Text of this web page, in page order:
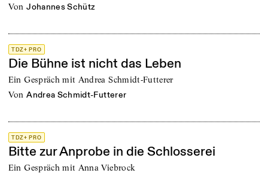
von Johannes Schütz
TDZ+ PRO
Die Bühne ist nicht das Leben
Ein Gespräch mit Andrea Schmidt-Futterer
von Andrea Schmidt-Futterer
TDZ+ PRO
Bitte zur Anprobe in die Schlosserei
Ein Gespräch mit Anna Viebrock